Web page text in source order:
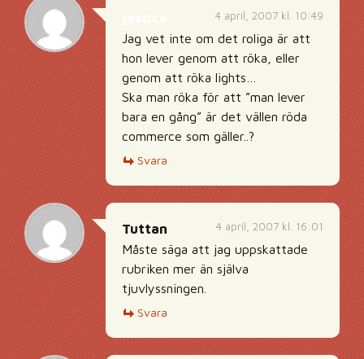
4 april, 2007 kl. 10:49
Jag vet inte om det roliga är att
hon lever genom att röka, eller
genom att röka lights…
Ska man röka för att ”man lever
bara en gång” är det vällen röda
commerce som gäller..?
Svara
4 april, 2007 kl. 16:01
Tuttan
Måste säga att jag uppskattade
rubriken mer än själva
tjuvlyssningen.
Svara